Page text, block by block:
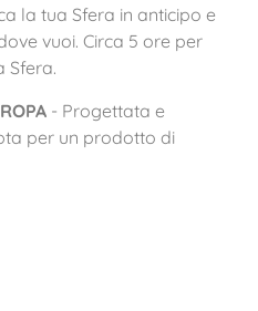
la tua Sfera in anticipo e
vuoi. Circa 5 ore per
Sfera.
- Progettata e
per un prodotto di